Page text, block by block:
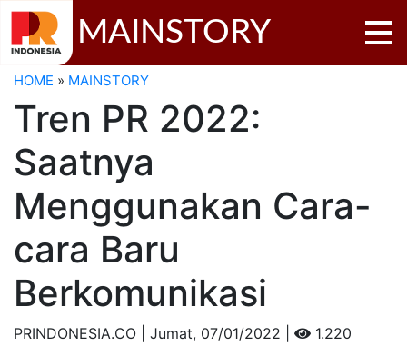
MAINSTORY
HOME » MAINSTORY
Tren PR 2022:
Saatnya
Menggunakan Cara-
cara Baru
Berkomunikasi
PRINDONESIA.CO | Jumat, 07/01/2022 | 1.220